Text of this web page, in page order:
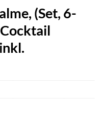
(Set, 6-